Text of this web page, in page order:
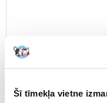
Šī tīmekļa vietne